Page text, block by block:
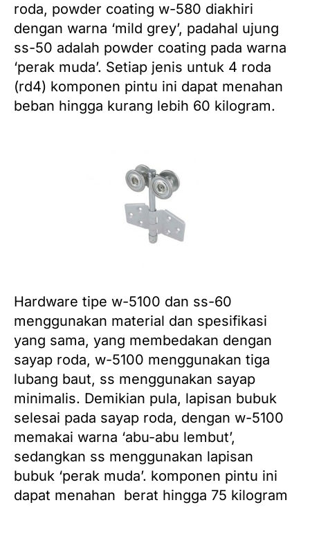
roda, powder coating w-580 diakhiri
dengan warna ‘mild grey’, padahal ujung
ss-50 adalah powder coating pada warna
‘perak muda’. Setiap jenis untuk 4 roda
(rd4) komponen pintu ini dapat menahan
beban hingga kurang lebih 60 kilogram.
Hardware tipe w-5100 dan ss-60
menggunakan material dan spesifikasi
yang sama, yang membedakan dengan
sayap roda, w-5100 menggunakan tiga
lubang baut, ss menggunakan sayap
minimalis. Demikian pula, lapisan bubuk
selesai pada sayap roda, dengan w-5100
memakai warna ‘abu-abu lembut’,
sedangkan ss menggunakan lapisan
bubuk ‘perak muda’. komponen pintu ini
dapat menahan berat hingga 75 kilogram